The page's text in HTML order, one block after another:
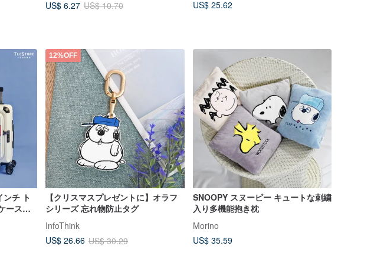
US$ 6.27 US$ 10.70
US$ 25.62
ンチ ト
ース～
12%OFF
【クリスマスプレゼントに】オラフ
シリーズ 忘れ物防止タグ
InfoThink
US$ 26.66 US$ 30.29
SNOOPY スヌーピー キュートな刺繍
入り多機能抱き枕
Morino
US$ 35.59